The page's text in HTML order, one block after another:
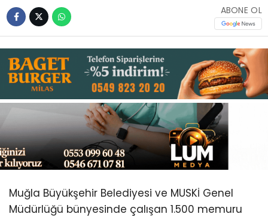
Instagram
Youtube
ABONE OL
Muğla Büyükşehir Belediyesi ve MUSKİ Genel
Müdürlüğü bünyesinde çalışan 1.500 memuru